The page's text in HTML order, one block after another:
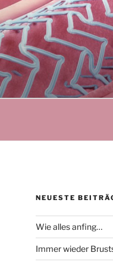
NEUESTE
Wie alles anfing…
Immer wieder